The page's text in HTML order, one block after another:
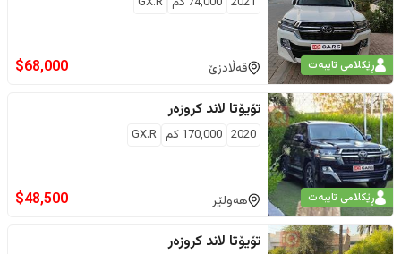
ڕێکلامی تایبەت قەڵادزێ $68,000
ڕێکلامی تایبەت
تۆیۆتا لاند کروزەر
2020
170,000 كم GX.R
هەولێر $48,500
تۆیۆتا لاند کروزەر